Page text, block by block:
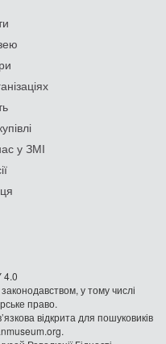
у ЗМІ
4.0
у тому числі
право.
відкрита для пошуковиків